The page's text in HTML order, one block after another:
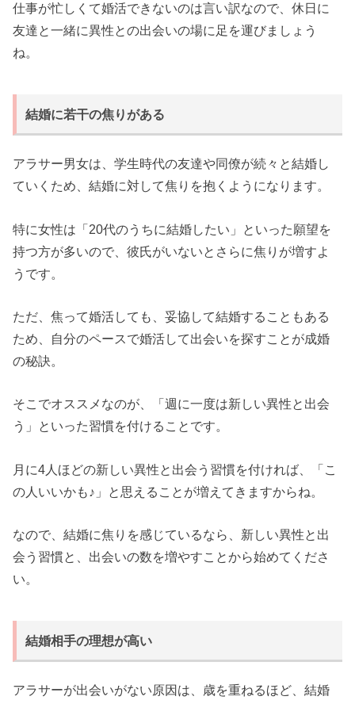
仕事が忙しくて婚活できないのは言い訳なので、休日に
友達と一緒に異性との出会いの場に足を運びましょう
ね。
結婚に若干の焦りがある
アラサー男女は、学生時代の友達や同僚が続々と結婚し
ていくため、結婚に対して焦りを抱くようになります。
特に女性は「20代のうちに結婚したい」といった願望を
持つ方が多いので、彼氏がいないとさらに焦りが増すよ
うです。
ただ、焦って婚活しても、妥協して結婚することもある
ため、自分のペースで婚活して出会いを探すことが成婚
の秘訣。
そこでオススメなのが、「週に一度は新しい異性と出会
う」といった習慣を付けることです。
月に4人ほどの新しい異性と出会う習慣を付ければ、「こ
の人いいかも♪」と思えることが増えてきますからね。
なので、結婚に焦りを感じているなら、新しい異性と出
会う習慣と、出会いの数を増やすことから始めてくださ
い。
結婚相手の理想が高い
アラサーが出会いがない原因は、歳を重ねるほど、結婚